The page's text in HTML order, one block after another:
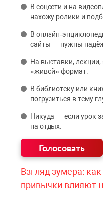
В соцсети и на
нахожу ролики и
В
сайты — нужны
На выставки,
«живой» формат.
В библиотеку или
погрузиться в тему
Никуда — если урок
на отдых.
Взгляд зумера:
привычки влияют